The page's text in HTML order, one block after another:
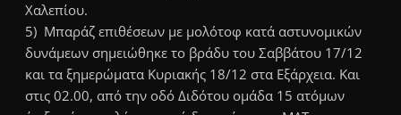
Χαλεπίου.
5) Μπαράζ επιθέσεων με μολότοφ κατά αστυνομικών
δυνάμεων σημειώθηκε το βράδυ του Σαββάτου 17/12
και τα ξημερώματα Κυριακής 18/12 στα Εξάρχεια. Και
στις 02.00, από την οδό Διδότου ομάδα 15 ατόμων